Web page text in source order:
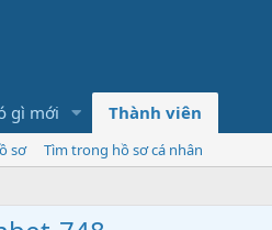
gì mới Thành viên
sơ
Tìm trong hồ sơ cá nhân